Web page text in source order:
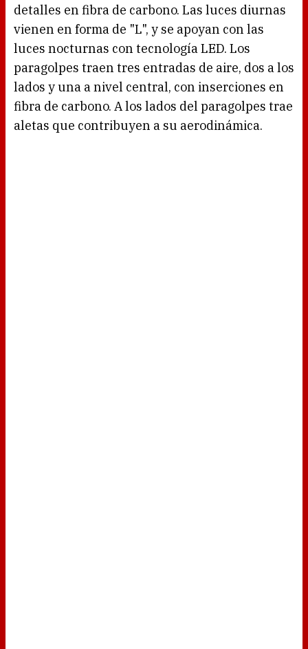
detalles en fibra de carbono. Las luces diurnas
vienen en forma de "L", y se apoyan con las
luces nocturnas con tecnología LED. Los
paragolpes traen tres entradas de aire, dos a los
lados y una a nivel central, con inserciones en
fibra de carbono. A los lados del paragolpes trae
aletas que contribuyen a su aerodinámica.